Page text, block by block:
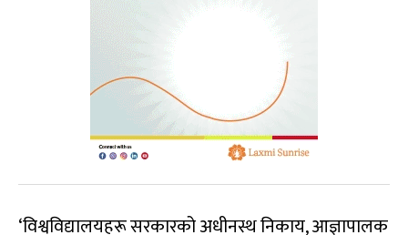
‘विश्वविद्यालयहरू सरकारको अधीनस्थ निकाय, आज्ञापालक